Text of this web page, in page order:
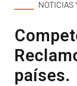
NOTICIAS
países.